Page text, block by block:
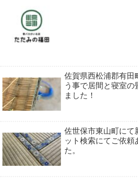
佐賀県西松浦郡有田
う事で居間と寝室の
ました！
佐世保市東山町にて
ット検索にてご依頼
た。